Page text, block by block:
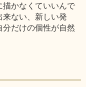
描かなくていいんで
ない、新しい発
分だけの個性が自然